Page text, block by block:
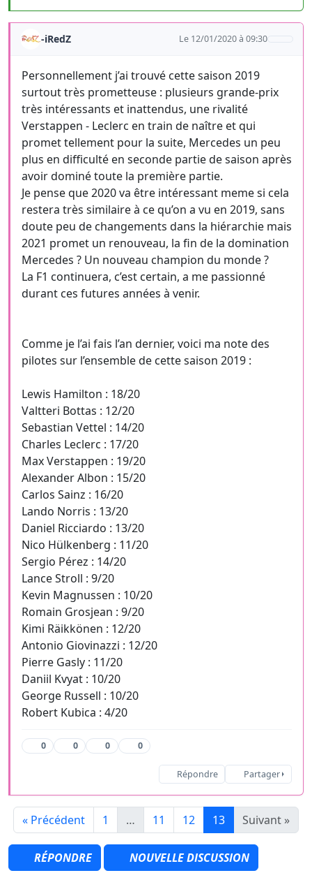
-iRedZ Le 12/01/2020 à 09:30
Personnellement j’ai trouvé cette saison 2019
surtout très prometteuse : plusieurs grande-prix
très intéressants et inattendus, une rivalité
Verstappen - Leclerc en train de naître et qui
promet tellement pour la suite, Mercedes un peu
plus en difficulté en seconde partie de saison après
avoir dominé toute la première partie.
Je pense que 2020 va être intéressant meme si cela
restera très similaire à ce qu’on a vu en 2019, sans
doute peu de changements dans la hiérarchie mais
2021 promet un renouveau, la fin de la domination
Mercedes ? Un nouveau champion du monde ?
La F1 continuera, c’est certain, a me passionné
durant ces futures années à venir.
Comme je l’ai fais l’an dernier, voici ma note des
pilotes sur l’ensemble de cette saison 2019 :
Lewis Hamilton : 18/20
Valtteri Bottas : 12/20
Sebastian Vettel : 14/20
Charles Leclerc : 17/20
Max Verstappen : 19/20
Alexander Albon : 15/20
Carlos Sainz : 16/20
Lando Norris : 13/20
Daniel Ricciardo : 13/20
Nico Hülkenberg : 11/20
Sergio Pérez : 14/20
Lance Stroll : 9/20
Kevin Magnussen : 10/20
Romain Grosjean : 9/20
Kimi Räikkönen : 12/20
Antonio Giovinazzi : 12/20
Pierre Gasly : 11/20
Daniil Kvyat : 10/20
George Russell : 10/20
Robert Kubica : 4/20
0 0 0 0
Répondre Partager
« Précédent 1 … 11 12 13 Suivant »
RÉPONDRE NOUVELLE DISCUSSION